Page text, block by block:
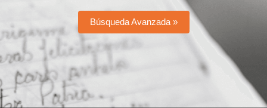
Búsqueda Avanzada »